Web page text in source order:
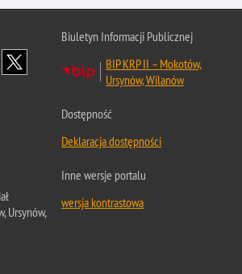
Biuletyn Informacji Publicznej
BIP KRP II – Mokotów,
Ursynów, Wilanów
Dostępność
Deklaracja dostępności
Ursynów,
Inne wersje portalu
wersja kontrastowa